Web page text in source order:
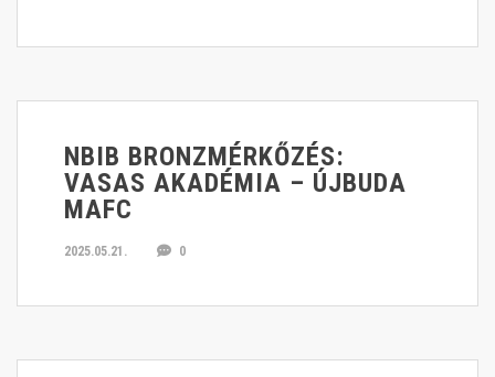
NBIB BRONZMÉRKŐZÉS:
VASAS AKADÉMIA – ÚJBUDA
MAFC
2025.05.21. 0